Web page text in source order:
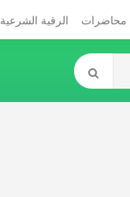
محاضرات الرقية الشرعية